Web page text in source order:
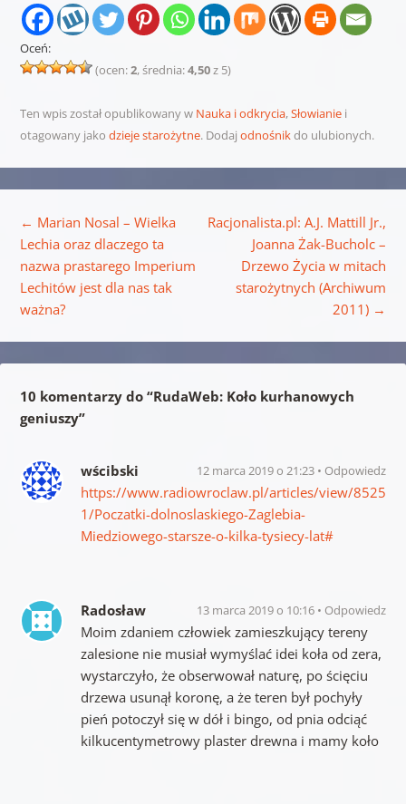
Oceń:
(ocen:2, średnia:4,50z 5)
Ten wpis został opublikowany w Nauka i odkrycia,Słowianiei
otagowany jako dzieje starożytne. Dodaj odnośnikdo ulubionych.
← Marian Nosal – Wielka
Lechia oraz dlaczego ta
nazwa prastarego Imperium
Lechitów jest dla nas tak
ważna?
Racjonalista.pl: A.J. Mattill Jr.,
Joanna Żak-Bucholc –
Drzewo Życia w mitach
starożytnych (Archiwum
2011) →
10 komentarzy do “RudaWeb: Koło kurhanowych
geniuszy”
wścibski 12 marca 2019 o 21:23 Odpowiedz
https://www.radiowroclaw.pl/articles/view/8525
1/Poczatki-dolnoslaskiego-Zaglebia-
Miedziowego-starsze-o-kilka-tysiecy-lat#
Radosław 13 marca 2019 o 10:16 Odpowiedz
Moim zdaniem człowiek zamieszkujący tereny
zalesione nie musiał wymyślać idei koła od zera,
wystarczyło, że obserwował naturę, po ścięciu
drzewa usunął koronę, a że teren był pochyły
pień potoczył się w dół i bingo, od pnia odciąć
kilkucentymetrowy plaster drewna i mamy koło